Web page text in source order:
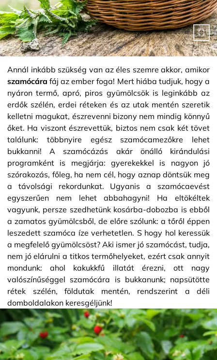
Annál inkább szükség van az éles szemre akkor, amikor
szamócára fáj az ember foga! Mert hiába tudjuk, hogy a
nyáron termő, apró, piros gyümölcsök is leginkább az
erdők szélén, erdei réteken és az utak mentén szeretik
kelletni magukat, észrevenni bizony nem mindig könnyű
őket. Ha viszont észrevettük, biztos nem csak két tövet
találunk: többnyire egész szamócamezőkre lehet
bukkanni! A szamócázás akár önálló kirándulási
programként is megjárja: gyerekekkel is nagyon jó
szórakozás, főleg, ha nem cél, hogy aznap döntsük meg
a távolsági rekordunkat. Ugyanis a szamócaevést
egyszerűen nem lehet abbahagyni! Ha eltökéltek
vagyunk, persze szedhetünk kosárba-dobozba is ebből
a zamatos gyümölcsből, de előre szólunk: a tőről éppen
leszedett szamóca íze verhetetlen. S hogy hol keressük
a megfelelő gyümölcsöst? Aki ismer jó szamócást, tudja,
nem jó elárulni a titkos termőhelyeket, ezért csak annyit
mondunk: ahol kakukkfű illatát érezni, ott nagy
valószínűséggel szamócára is bukkanunk; napsütötte
rétek szélén, földutak mentén, rendszerint a déli
domboldalakon keresgéljünk!